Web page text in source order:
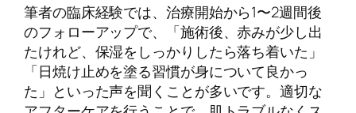
筆者の臨床経験では、治療開始から1〜2週間後
のフォローアップで、「施術後、赤みが少し出
たけれど、保湿をしっかりしたら落ち着いた」
「日焼け止めを塗る習慣が身について良かっ
た」といった声を聞くことが多いです。適切な